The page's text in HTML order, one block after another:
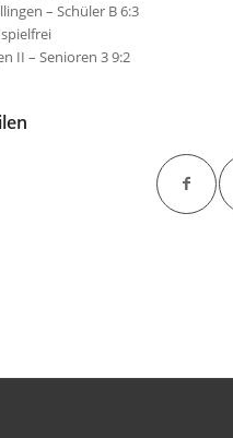
– Schüler B 6:3
II – Senioren 3 9:2